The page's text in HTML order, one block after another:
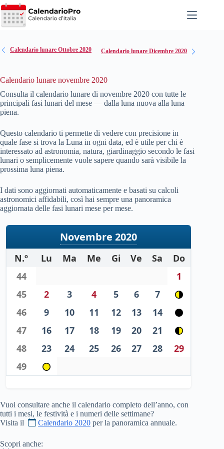
Salta
al
contenuto
Calendario lunare Ottobre 2020 Calendario lunare Dicembre 2020
Calendario lunare novembre 2020
Consulta il calendario lunare di novembre 2020 con tutte le
principali fasi lunari del mese — dalla luna nuova alla luna
piena.
Questo calendario ti permette di vedere con precisione in
quale fase si trova la Luna in ogni data, ed è utile per chi è
interessato ad astronomia, natura, giardinaggio secondo le fasi
lunari o semplicemente vuole sapere quando sarà visibile la
prossima luna piena.
I dati sono aggiornati automaticamente e basati su calcoli
astronomici affidabili, così hai sempre una panoramica
aggiornata delle fasi lunari mese per mese.
Novembre 2020
N.º Lu Ma Me Gi Ve Sa
Do
44
1
45
2 3 4 5 6
7
46
9 10 11 12 13
14
47
16 17 18 19 20
21
48
23 24 25 26 27 28
29
49
Vuoi consultare anche il calendario completo dell’anno, con
tutti i mesi, le festività e i numeri delle settimane?
Visita il
Calendario 2020 per la panoramica annuale.
Scopri anche: